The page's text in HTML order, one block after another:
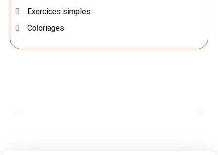
Exercices simples
Coloriages